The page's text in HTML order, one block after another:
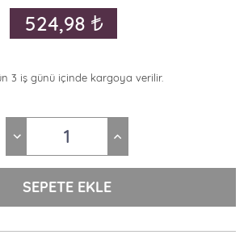
524,98
3 iş günü içinde kargoya verilir.